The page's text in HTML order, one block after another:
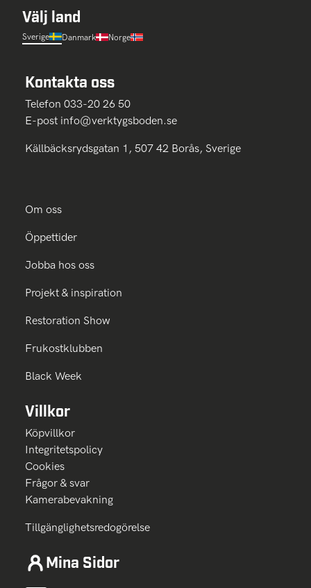
Välj land
Sverige Danmark Norge
Kontakta oss
Telefon 033-20 26 50
E-post info@verktygsboden.se
Källbäcksrydsgatan 1, 507 42 Borås, Sverige
Om oss
Öppettider
Jobba hos oss
Projekt & inspiration
Restoration Show
Frukostklubben
Black Week
Villkor
Köpvillkor
Integritetspolicy
Cookies
Frågor & svar
Kamerabevakning
Tillgänglighetsredogörelse
Mina Sidor